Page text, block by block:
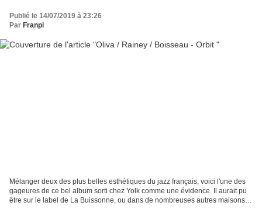
Publié le 14/07/2019 à 23:26
Par Franpi
Mélanger deux des plus belles esthétiques du jazz français, voici l'une des
gageures de ce bel album sorti chez Yolk comme une évidence. Il aurait pu
être sur le label de La Buissonne, ou dans de nombreuses autres maisons